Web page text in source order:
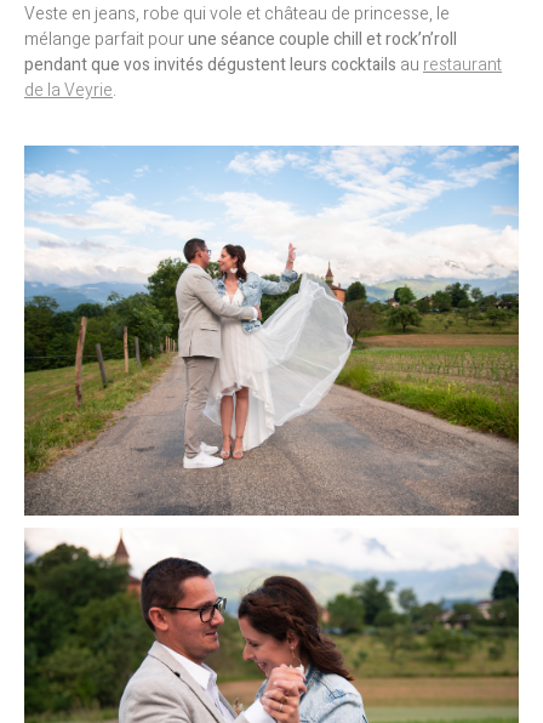
Veste en jeans, robe qui vole et château de princesse, le
mélange parfait pourune séance couple chill et rock’n’roll
pendant que vos invités dégustent leurs cocktails au restaurant
de la Veyrie.